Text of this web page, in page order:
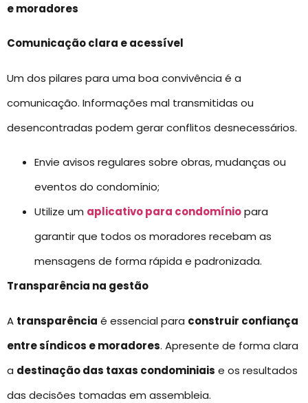
e moradores
Comunicação clara e acessível
Um dos pilares para uma boa convivência é a
comunicação. Informações mal transmitidas ou
desencontradas podem gerar conflitos desnecessários.
Envie avisos regulares sobre obras, mudanças ou
eventos do condomínio;
Utilize um aplicativo para condomíniopara
garantir que todos os moradores recebam as
mensagens de forma rápida e padronizada.
Transparência na gestão
A transparência é essencial para construir confiança
entre síndicos e moradores. Apresente de forma clara
a destinação das taxas condominiais e os resultados
das decisões tomadas em assembleia.